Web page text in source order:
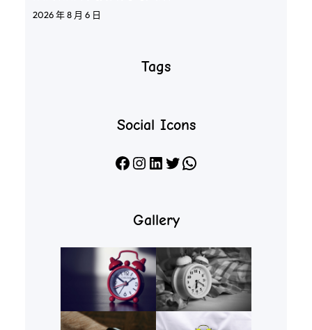
2026 年 8 月 6 日
Tags
Social Icons
Facebook Instagram LinkedIn X WhatsApp
Gallery